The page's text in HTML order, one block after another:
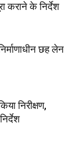
कराने के निर्देश
छह लेन
निरीक्षण,